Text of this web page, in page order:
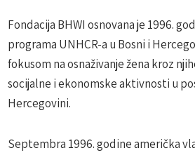
Fondacija BHWI osnovana je 1996.
programa UNHCR-a u Bosni i
fokusom na osnaživanje žena kroz
socijalne i ekonomske aktivnosti u
Hercegovini.
Septembra 1996. godine američka